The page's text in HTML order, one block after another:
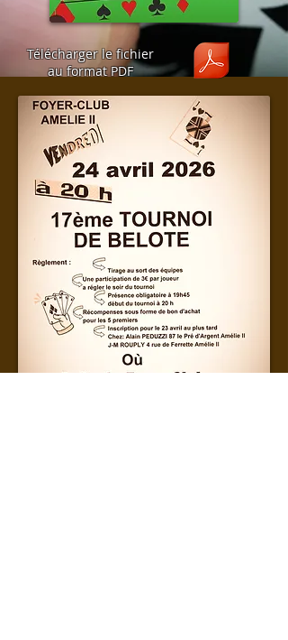
Télécharger le fichier
au format PDF